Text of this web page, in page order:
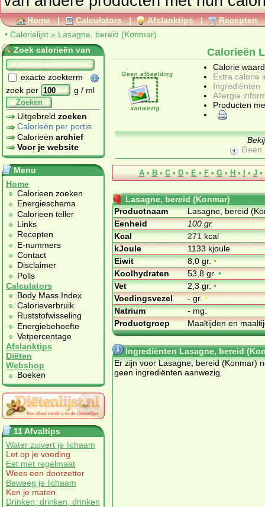
Home | Calculators | Afslanktips | Recepten
• Calorielijst » Lasagne, bereid (Konmar)
Zoek calorieën van
exacte zoekterm
zoek per
g / ml
Zoeken
Uitgebreid zoeken
Calorieën per portie
Calorieën archief
Voor je website
Menu
Home
Calorieen zoeken
Energieschema
Calorieen teller
Links
Recepten
E-nummers
Contact
Disclaimer
Polls
Calculators
Body Mass Index
Calorieverbruik
Ruststofwisseling
Energiebehoefte
Vetpercentage
Afslanktips
Diëten
Webshop
Boeken
11 Afvaltips
Water zuivert je lichaam
Let op je voeding
Eet met regelmaat
Wees een doorzetter
Beweeg je lichaam
Ken je maten
Drinken, drinken, drinken
Calorieën
Calorie
Extra calorie
Ingrediënten
Allergie
Producten
Geen
A • B • C • D • E • F • G • H • I • J •
Lasagne, bereid (Konmar)
Productnaam
Lasagne, bereid
Eenheid
100 gr.
Kcal
271kcal
kJoule
1133 kjoule
Eiwit
8,0 gr.•
Koolhydraten
53,8 gr.•
Vet
2,3 gr.•
Voedingsvezel
- gr.•
Natrium
- mg.
Productgroep
Maaltijden en
Ingrediënten Lasagne, bereid
Er zijn voor Lasagne, bereid (Konmar)
geen ingrediënten aanwezig.